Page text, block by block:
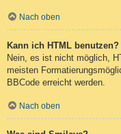
Nach oben
Kann ich HTML benutzen?
Nein, es ist nicht möglich,
meisten
BBCode erreicht werden.
Nach oben